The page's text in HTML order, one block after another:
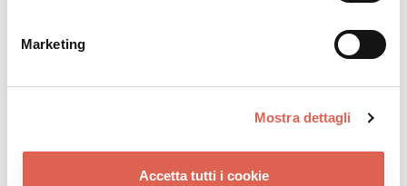
Marketing
Mostra dettagli
Accetta tutti i cookie